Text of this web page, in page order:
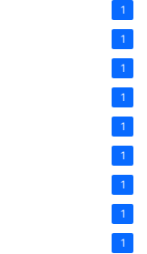
1
1
1
1
1
1
1
1
1